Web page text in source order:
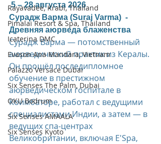
Rayavadee, Krabi, Thailand
Pimalai Resort & Spa, Thailand
Icaterina DMC
Evason Ana Mandara, Vietnam
Palazzo Versace Dubai
Six Senses The Palm, Dubai
OKU Bodrum
Six Senses AMAALA
Six Senses Kyoto
5 – 28 августа 2026
Сурадж Варма (Suraj Varma)  -
Древняя аюрведа блаженства
Сурадж Варма — потомственный
аюрведический практик из Кералы.
Он прошёл последипломное
обучение в престижном
аюрведическом госпитале в
Коимбаторе, работал с ведущими
специалистами Индии, а затем — в
ведущих спа-центрах
Великобритании, включая E'Spa,